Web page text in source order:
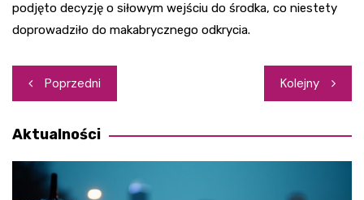
podjęto decyzję o siłowym wejściu do środka, co niestety
doprowadziło do makabrycznego odkrycia.
Nawigacja
wpisu
Poprzedni Kolejny
Aktualności